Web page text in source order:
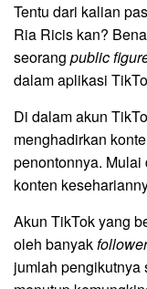
Tentu dari kalian
Ria Ricis kan?
seorang public
dalam aplikasi
Di dalam akun
menghadirkan
penontonnya. Mulai
konten
Akun TikTok yang
oleh banyak
jumlah pengikutnya